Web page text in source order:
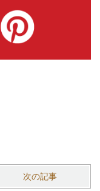
次の記事